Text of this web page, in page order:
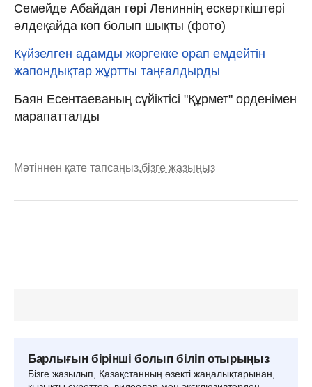
Семейде Абайдан гөрі Лениннің ескерткіштері
әлдеқайда көп болып шықты (фото)
Күйзелген адамды жөргекке орап емдейтін
жапондықтар жұртты таңғалдырды
Баян Есентаеваның сүйіктісі "Құрмет" орденімен
марапатталды
Мәтіннен қате тапсаңыз,бізге жазыңыз
Барлығын бірінші болып біліп отырыңыз
Бізге жазылып, Қазақстанның өзекті жаңалықтарынан,